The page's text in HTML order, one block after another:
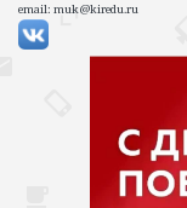
email: muk@kiredu.ru